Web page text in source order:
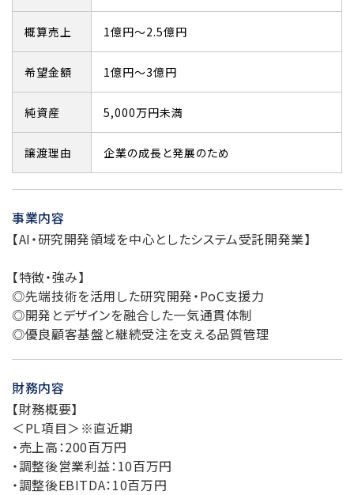
概算売上 1億円～2.5億円
希望金額 1億円～3億円
純資産 5,000万円未満
譲渡理由 企業の成長と発展のため
事業内容
【AI・研究開発領域を中心としたシステム受託開発業】
【特徴・強み】
◎先端技術を活用した研究開発・PoC支援力
◎開発とデザインを融合した一気通貫体制
◎優良顧客基盤と継続受注を支える品質管理
財務内容
【財務概要】
＜PL項目＞※直近期
・売上高：200百万円
・調整後営業利益：10百万円
・調整後EBITDA：10百万円